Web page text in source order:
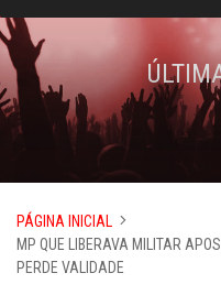
PÁGINA INICIAL
MP QUE LIBERAVA MILITAR
PERDE VALIDADE